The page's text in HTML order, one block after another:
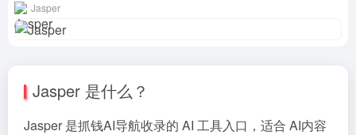
Jasper
Jasper 是什么？
Jasper 是抓钱AI导航收录的 AI 工具入口，适合 AI内容